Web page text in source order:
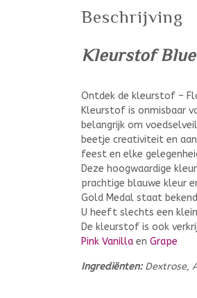
Beschrijving
Kleurstof
Ontdek de kleurstof –
Kleurstof is onmisbaar
belangrijk om
beetje creativiteit en
feest en elke
Deze hoogwaardige
prachtige blauwe kleur
Gold Medal staat
U heeft slechts een
De kleurstof is ook
Pink Vanilla en Grape
Ingrediënten:Dextrose,